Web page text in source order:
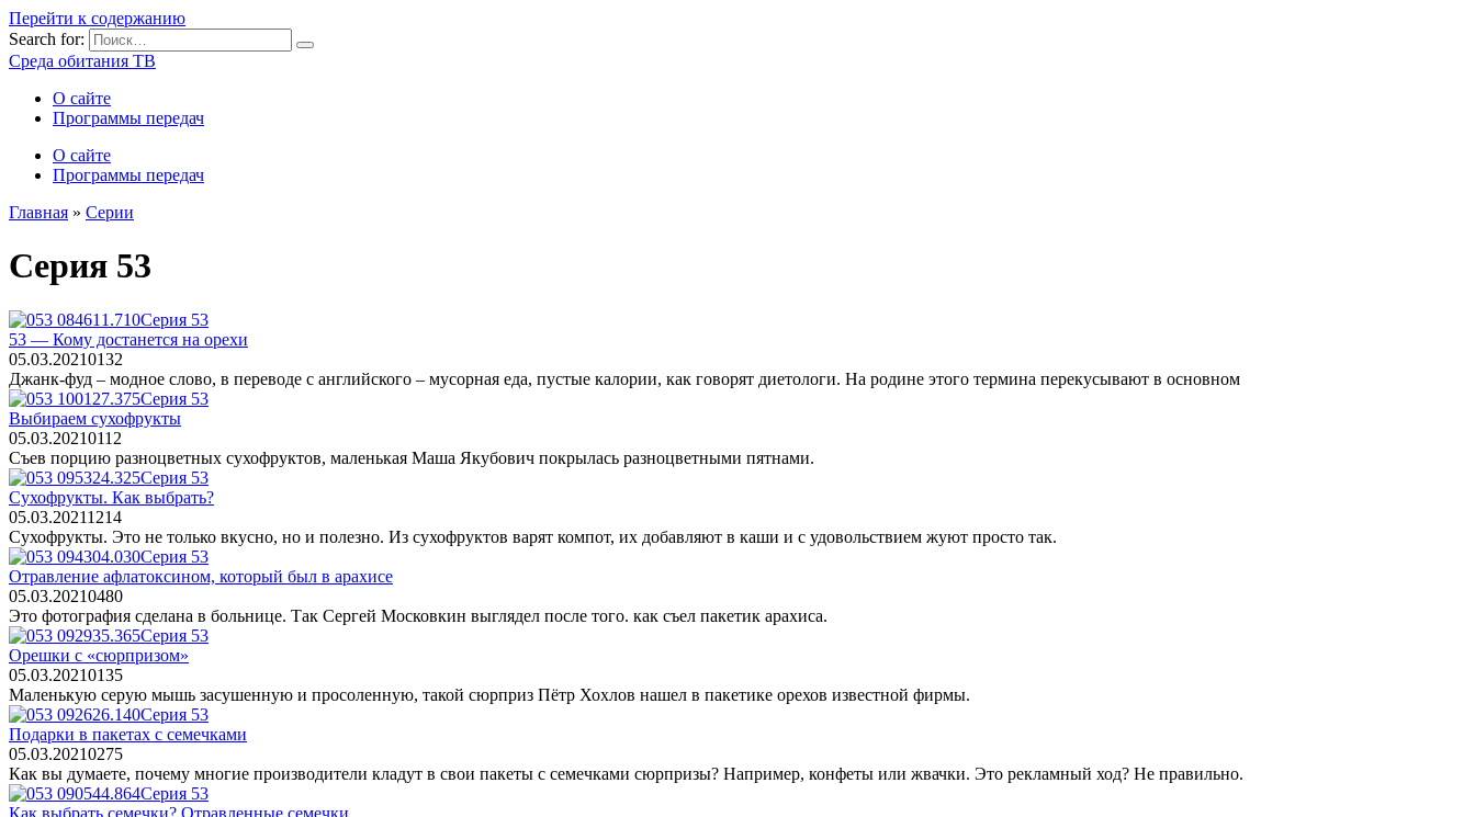
Перейти к содержанию
Search for:
Среда обитания ТВ
О сайте
Программы передач
О сайте
Программы передач
Главная » Серии
Серия 53
Серия 53
53 — Кому достанется на орехи
05.03.20210132
Джанк-фуд – модное слово, в переводе с английского – мусорная еда, пустые калории, как говорят диетологи. На родине этого термина перекусывают в основном
Серия 53
Выбираем сухофрукты
05.03.20210112
Съев порцию разноцветных сухофруктов, маленькая Маша Якубович покрылась разноцветными пятнами.
Серия 53
Сухофрукты. Как выбрать?
05.03.20211 214
Сухофрукты. Это не только вкусно, но и полезно. Из сухофруктов варят компот, их добавляют в каши и с удовольствием жуют просто так.
Серия 53
Отравление афлатоксином, который был в арахисе
05.03.20210480
Это фотография сделана в больнице. Так Сергей Московкин выглядел после того. как съел пакетик арахиса.
Серия 53
Орешки с «сюрпризом»
05.03.20210135
Маленькую серую мышь засушенную и просоленную, такой сюрприз Пётр Хохлов нашел в пакетике орехов известной фирмы.
Серия 53
Подарки в пакетах с семечками
05.03.20210275
Как вы думаете, почему многие производители кладут в свои пакеты с семечками сюрпризы? Например, конфеты или жвачки. Это рекламный ход? Не правильно.
Серия 53
Как выбрать семечки? Отравленные семечки